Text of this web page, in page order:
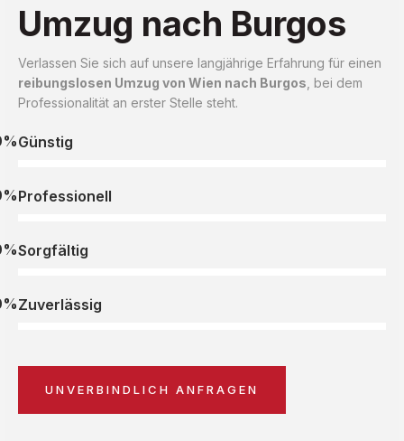
Umzug nach Burgos
Verlassen Sie sich auf unsere langjährige Erfahrung für einen
reibungslosen Umzug von Wien nach Burgos , bei dem
Professionalität an erster Stelle steht.
Günstig
Professionell
Sorgfältig
Zuverlässig
UNVERBINDLICH ANFRAGEN